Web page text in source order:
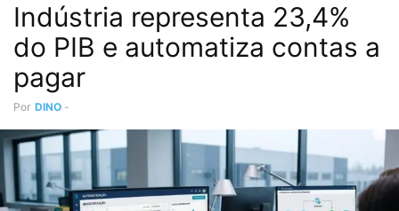
Indústria representa 23,4%
do PIB e automatiza contas a
pagar
Por DINO -